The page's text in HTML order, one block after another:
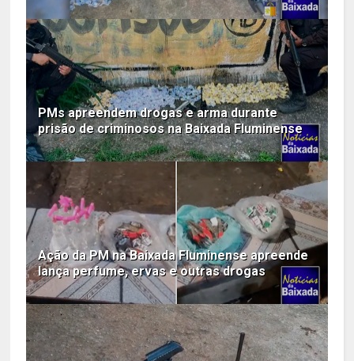
PMs apreendem drogas e arma durante
prisão de criminosos na Baixada Fluminense
Ação da PM na Baixada Fluminense apreende
lança perfume, ervas e outras drogas